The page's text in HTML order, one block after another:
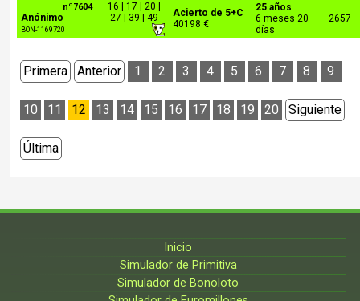
nº7604
Anónimo
BON-1169720
16 | 17 | 20 |
27 | 39 | 49
Acierto de 5+C
40198 €
25 años
6 meses 20
días
2657
Primera Anterior 1 2 3 4 5 6 7 8 9
10 11 12 13 14 15 16 17 18 19 20 Siguiente
Última
Inicio
Simulador de Primitiva
Simulador de Bonoloto